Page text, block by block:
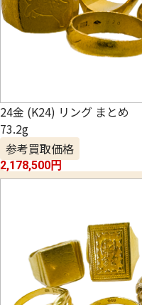
24金 (K24) リング まとめ
73.2g
参考買取価格
2,178,500円